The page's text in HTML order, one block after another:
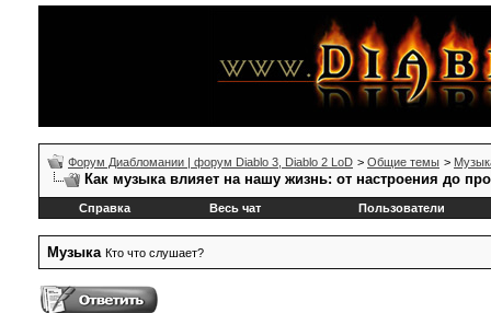
Форум Диабломании | форум Diablo 3, Diablo 2 LoD > Общие темы >
Как музыка влияет на нашу жизнь: от настроения до
Справка Весь чат Пользователи
Музыка Кто что слушает?